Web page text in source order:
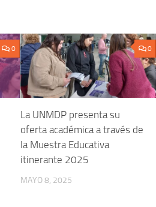
0 0
La UNMDP presenta su
oferta académica a través de
la Muestra Educativa
itinerante 2025
MAYO 8, 2025